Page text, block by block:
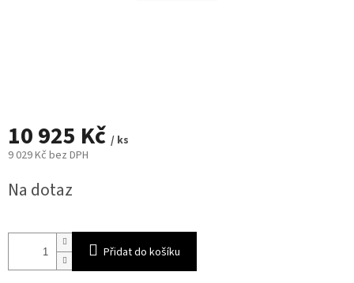
10 925 Kč / ks
9 029 Kč bez DPH
cena:
Na dotaz
Přidat do košíku